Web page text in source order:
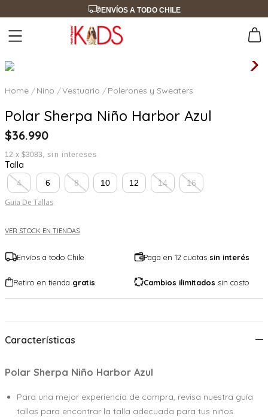
ENVÍOS A TODO CHILE
Nino Vestuario Polerones y Sweaters
Polar Sherpa Niño Harbor Azul
$36.990
12 x $3083 sin intereses
Talla
4 6 8 10 12 14 16
Guia De Tallas
VER STOCK EN TIENDAS
Envíos a todo Chile Paga en 12 cuotas sin interés
Retiro en tienda gratis Cambios ilimitados sin costo
Características
Polar Sherpa Niño Harbor Azul
Para una mejor experiencia de compra, revisa nuestra guía
tallas para encontrar la talla adecuada para tus niños.